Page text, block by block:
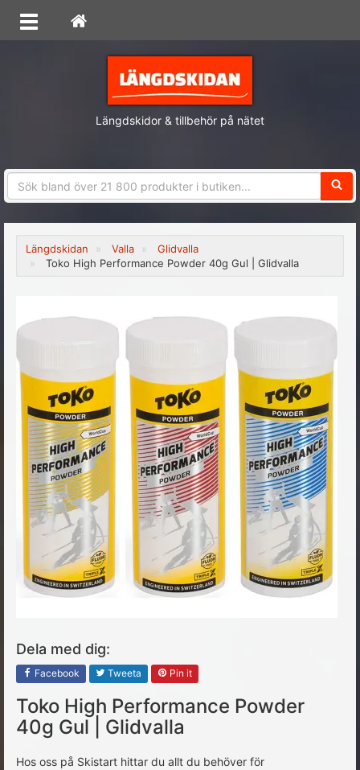
Längdskidor & tillbehör på nätet
Längdskidan Valla
Glidvalla
Toko High Performance Powder 40g Gul | Glidvalla
Dela med dig:
Facebook Tweeta Pin it
Toko High Performance Powder
40g Gul | Glidvalla
Hos oss på Skistart hittar du allt du behöver för